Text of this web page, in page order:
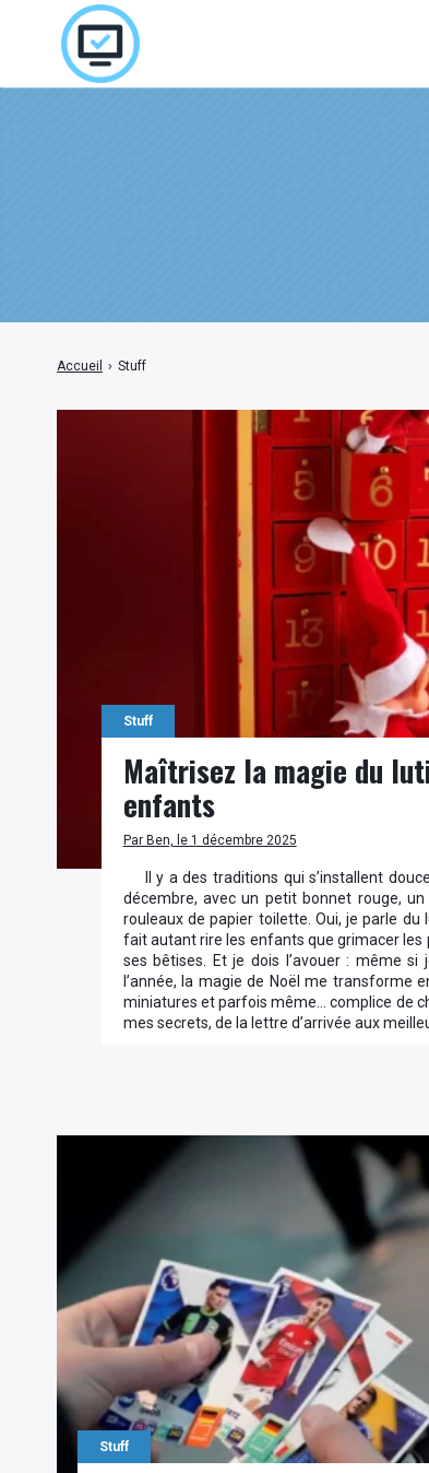
Accueil › Stuff
Stuff
Maîtrisez la magie du
enfants
Par Ben, le 1 décembre 2025
Il y a des traditions qui s’installent
décembre, avec un petit bonnet rouge,
rouleaux de papier toilette. Oui, je parle
fait autant rire les enfants que grimacer les
ses bêtises. Et je dois l’avouer : même
l’année, la magie de Noël me transforme
miniatures et parfois même… complice de
mes secrets, de la lettre d’arrivée aux
Stuff